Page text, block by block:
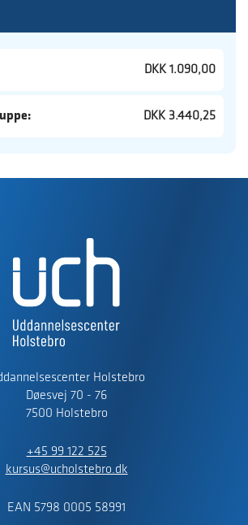
DKK 1.090,00
DKK 3.440,25
Holstebro
Døesvej 70 - 76
7500 Holstebro
+45 99 122 525
kursus@ucholstebro.dk
EAN 5798 0005 58991